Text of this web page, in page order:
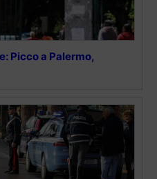
Picco a Palermo,